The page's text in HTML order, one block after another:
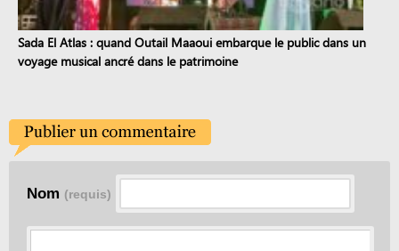
Sada El Atlas : quand Outail Maaoui embarque le public dans un
voyage musical ancré dans le patrimoine
Nom (requis)